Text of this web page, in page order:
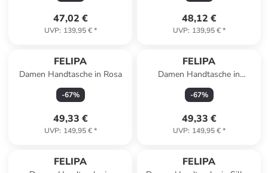
47,02 €
UVP: 139,95 €*
48,12 €
UVP: 139,95 €*
FELIPA
Damen Handtasche in Rosa
-67%
49,33 €
UVP: 149,95 €*
FELIPA
Damen Handtasche in
Wollweiss
-67%
49,33 €
UVP: 149,95 €*
FELIPA FELIPA